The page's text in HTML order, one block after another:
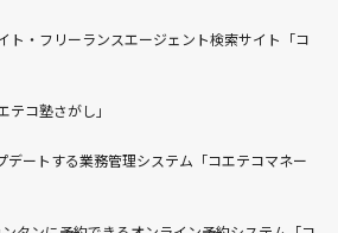
ト・フリーランスエージェント検索サイト「コ
コ塾さがし」
デートする業務管理システム「コエテコマネー